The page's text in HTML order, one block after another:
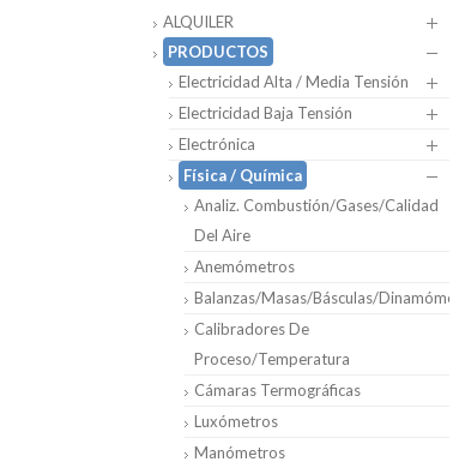
ALQUILER
PRODUCTOS
Electricidad Alta / Media Tensión
Electricidad Baja Tensión
Electrónica
Física / Química
Analiz. Combustión/Gases/Calidad
Del Aire
Anemómetros
Balanzas/Masas/Básculas/
Calibradores De
Proceso/Temperatura
Cámaras Termográficas
Luxómetros
Manómetros